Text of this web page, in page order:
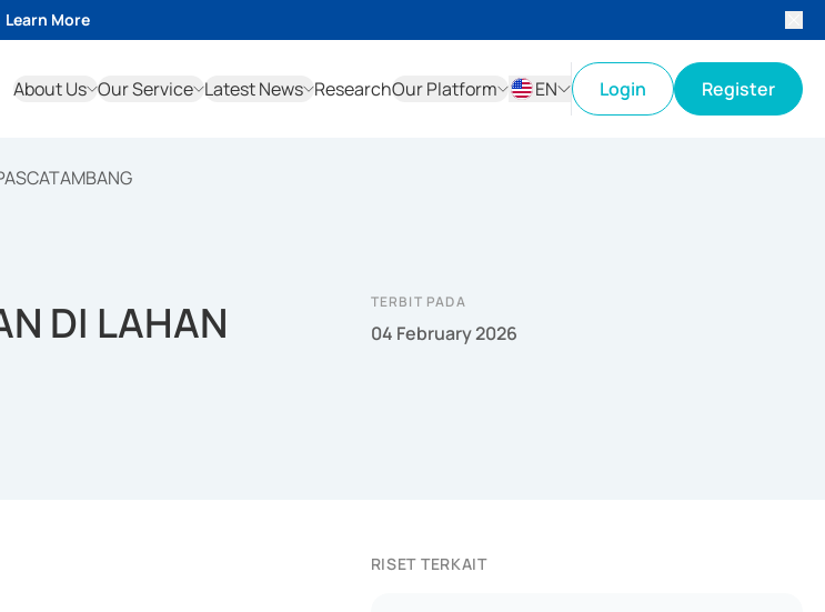
Learn More
About Us Our Service Latest News ResearchOur Platform
EN
Login Register
DI LAHAN
TERBIT PADA
04 February 2026
RISET TERKAIT